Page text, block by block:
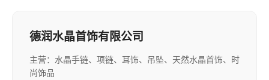
德润水晶首饰有限公司
主营：水晶手链、项链、耳饰、吊坠、天然水晶首饰、时
尚饰品